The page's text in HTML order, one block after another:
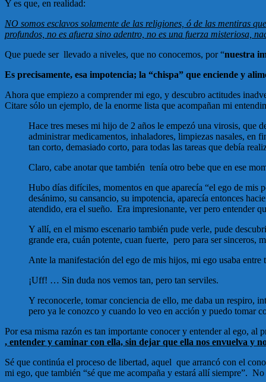
Y es que, en realidad:
NO somos esclavos solamente de las religiones, ó de las mentiras
profundos, no es afuera sino adentro, no es una fuerza misteriosa,
Que puede ser llevado a niveles, que no conocemos, por “nuestra
Es precisamente, esa impotencia; la “chispa” que enciende y
Ahora que empiezo a comprender mi ego, y descubro actitudes
Citare sólo un ejemplo, de la enorme lista que acompañan mi
Hace tres meses mi hijo de 2 años le empezó una virosis, que
administrar medicamentos, inhaladores, limpiezas nasales, en
tan corto, demasiado corto, para todas las tareas que debía
Claro, cabe anotar que también tenía otro bebe que en ese
Hubo días difíciles, momentos en que aparecía “el ego de
desánimo, su cansancio, su impotencia, aparecía entonces
atendido, era el sueño. Era impresionante, ver pero entender
Y allí, en el mismo escenario también pude verle, pude
grande era, cuán potente, cuan fuerte, pero para ser sinceros,
Ante la manifestación del ego de mis hijos, mi ego usaba
¡Uff! … Sin duda nos vemos tan, pero tan serviles.
Y reconocerle, tomar conciencia de ello, me daba un respiro,
pero ya le conozco y cuando lo veo en acción y puedo tomar
Por esa misma razón es tan importante conocer y entender al ego,
, entender y caminar con ella, sin dejar que ella nos envuelva y
Sé que continúa el proceso de libertad, aquel que arrancó con el
mi ego, que también “sé que me acompaña y estará allí siempre”.